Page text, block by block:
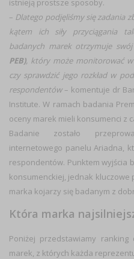
– Dlatego podjęliśmy się zadania
kątem ich siły przyciągania
badanych marek otrzymuje
PEB), który może monitorować
czy sprawdzić jego rozkład w
respondentów– komentuje dr
Institute.W ramach badania
oceny marek mieli konsumenci z
Badanie zostało
internetowego panelu Ariadna,
respondentów. Punktem wyjścia
konsumenckiej, jednak kluczowe
marka kojarzy się badanym z
Która marka
Poniżej przedstawiamy ranking
marek, z których każda